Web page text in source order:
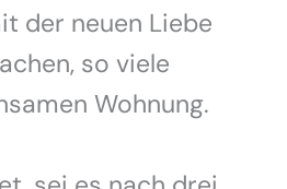
der neuen Liebe
so viele
Wohnung.